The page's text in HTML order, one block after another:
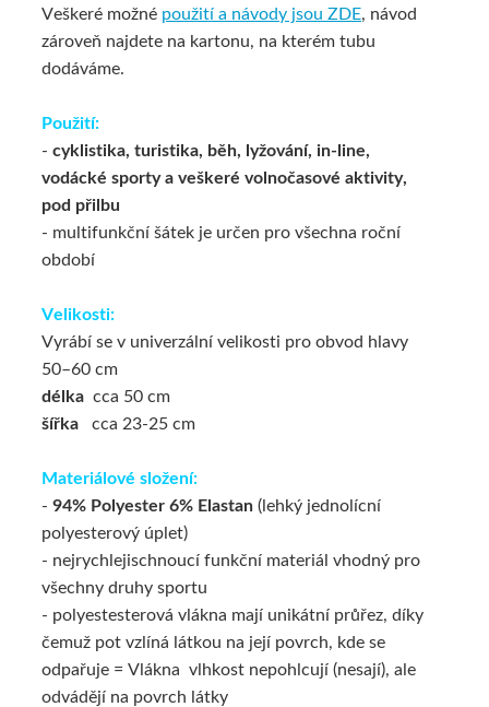
Veškeré možné použití a návody jsou ZDE návod
zároveň najdete na kartonu, na kterém tubu
dodáváme.
Použití:
- cyklistika, turistika, běh, lyžování, in-line,
vodácké sporty a veškeré volnočasové aktivity,
pod přilbu
- multifunkční šátek je určen pro všechna roční
období
Velikosti:
Vyrábí se v univerzální velikosti pro obvod hlavy
50–60 cm
délka cca 50 cm
šířka
cca 23-25 cm
Materiálové složení:
-94% Polyester 6% Elastan (lehký jednolícní
polyesterový úplet)
- nejrychlejischnoucí funkční materiál vhodný pro
všechny druhy sportu
- polyestesterová vlákna mají unikátní průřez, díky
čemuž pot vzlíná látkou na její povrch, kde se
odpařuje = Vlákna vlhkost nepohlcují (nesají), ale
odvádějí na povrch látky